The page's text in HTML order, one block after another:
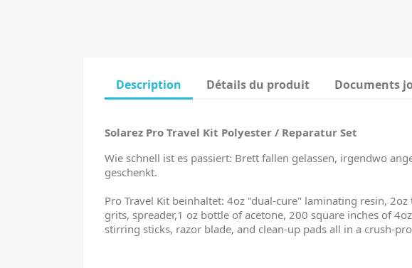
Description Détails du produit Documents
Solarez Pro Travel Kit Polyester / Reparatur Set
Wie schnell ist es passiert: Brett fallen gelassen, irgendwo
geschenkt.
Pro Travel Kit beinhaltet: 4oz "dual-cure" laminating resin,
grits, spreader,1 oz bottle of acetone, 200 square inches of
stirring sticks, razor blade, and clean-up pads all in a crush-